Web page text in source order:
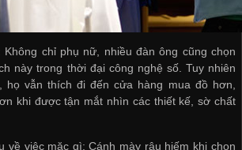
Không chỉ phụ nữ, nhiều đàn ông cũng chọn
này trong thời đại công nghệ số. Tuy nhiên
họ vẫn thích đi đến cửa hàng mua đồ hơn,
khi được tận mắt nhìn các thiết kế, sờ chất
về việc mặc gì: Cánh mày râu hiếm khi chọn